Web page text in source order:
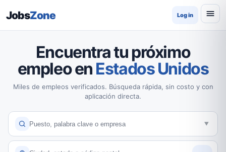
JobsZone Log in
Encuentra tu próximo
empleo en Estados Unidos
Miles de empleos verificados. Búsqueda rápida, sin costo y con
aplicación directa.